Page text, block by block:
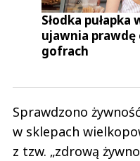
Słodka
ujawnia prawdę
gofrach
Sprawdzono
w sklepach
z tzw. „zdrową